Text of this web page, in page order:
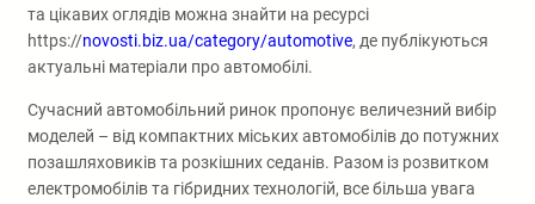
та цікавих оглядів можна знайти на ресурсі
https://novosti.biz.ua/category/automotive, де публікуються
актуальні матеріали про автомобілі.
Сучасний автомобільний ринок пропонує величезний вибір
моделей – від компактних міських автомобілів до потужних
позашляховиків та розкішних седанів. Разом із розвитком
електромобілів та гібридних технологій, все більша увага